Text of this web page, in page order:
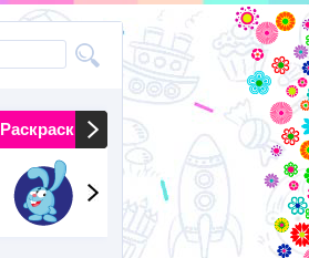
Раскраски на праздники